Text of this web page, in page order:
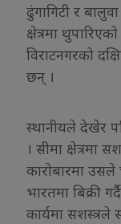
ढुंगागिटी र
क्षेत्रमा
विराटनगरको
छन् ।
स्थानीयले देखेर
। सीमा क्षेत्रमा
कारोबारमा
भारतमा बिक्री
कार्यमा